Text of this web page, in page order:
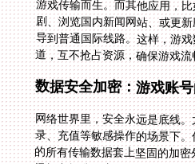
道，互不抢占资源，确保游戏
数据安全加密：游戏账
网络世界里，安全永远是底线
录、充值等敏感操作的场景下
的所有传输数据套上坚固的加
级加密标准。这层保护确保你
至语音聊天内容在漫长的网络